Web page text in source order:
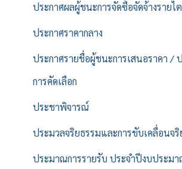
ประกาศผลผู้ชนะการจัดซื้อจัดจ้างรายไ
ประกาศราคากลาง
ประกาศรายชื่อผู้ชนะการเสนอราคา /
การคัดเลือก
ประชาพิจารณ์
ประมวลจริยธรรมและการขับเคลื่อนจริ
ประมาณการรายรับ ประจำปีงบประม